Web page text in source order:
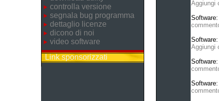
controlla versione
segnala bug programma
dettaglio licenze
dicono di noi
video software
Link sponsorizzati
Aggiungi
Aggiungi